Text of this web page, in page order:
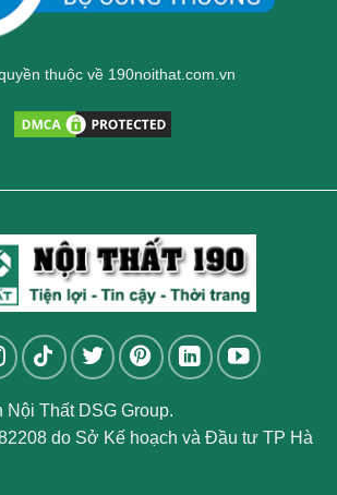
thuộc về 190noithat.com.vn
Nội Thất DSG Group.
do Sở Kế hoạch và Đầu tư TP Hà